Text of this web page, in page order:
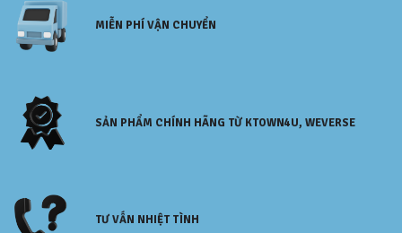
MIỄN PHÍ VẬN CHUYỂN
SẢN PHẨM CHÍNH HÃNG TỪ KTOWN4U, WEVERSE
TƯ VẤN NHIỆT TÌNH